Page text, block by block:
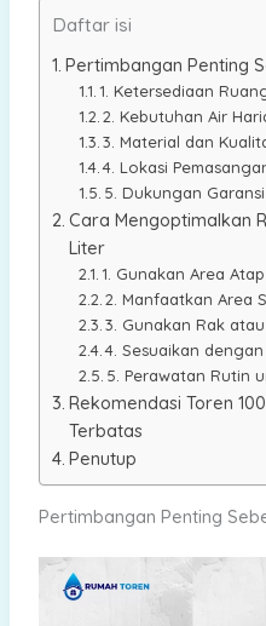
Daftar isi
Pertimbangan Penting
1. Ketersediaan
2. Kebutuhan Air
3. Material dan
4. Lokasi
5. Dukungan
Cara Mengoptimalkan
Liter
1. Gunakan Area
2. Manfaatkan Area
3. Gunakan Rak
4. Sesuaikan
5. Perawatan Rutin
Rekomendasi Toren
Terbatas
Penutup
Pertimbangan Penting